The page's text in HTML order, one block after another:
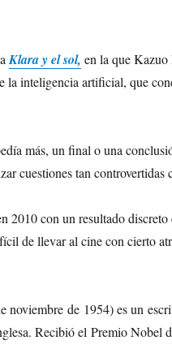
Klara y el sol, en la que
la inteligencia artificial, que
más, un final o una
cuestiones tan controvertidas
2010 con un resultado discreto
de llevar al cine con cierto
noviembre de 1954) es un
Recibió el Premio Nobel